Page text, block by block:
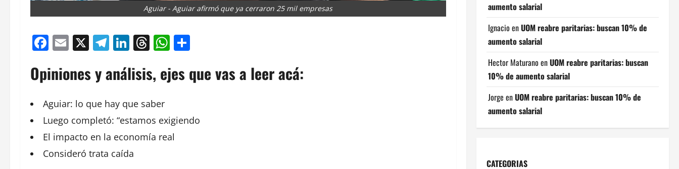
Aguiar - Aguiar afirmó que ya cerraron 25 mil empresas
Facebook
Email
X Telegram
LinkedIn
Threads
WhatsApp
Opiniones y análisis, ejes que vas a leer acá:
Aguiar: lo que hay que saber
Luego completó: “estamos exigiendo
El impacto en la economía real
Consideró trata caída
aumento salarial
Ignacio enUOM reabre paritarias: buscan 10% de
aumento salarial
Hector Maturano enUOM reabre paritarias: buscan
10% de aumento salarial
Jorge enUOM reabre paritarias: buscan 10% de
aumento salarial
CATEGORIAS